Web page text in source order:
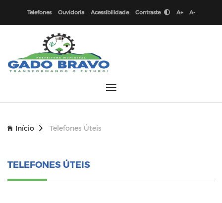
Telefones Ouvidoria Acessibilidade Contraste A+ A-
Início Telefones Úteis
TELEFONES ÚTEIS